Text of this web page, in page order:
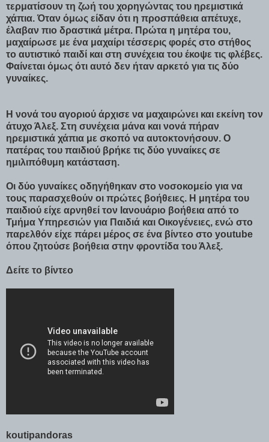
τερματίσουν τη ζωή του χορηγώντας του ηρεμιστικά
χάπια. Όταν όμως είδαν ότι η προσπάθεια απέτυχε,
έλαβαν πιο δραστικά μέτρα. Πρώτα η μητέρα του,
μαχαίρωσε με ένα μαχαίρι τέσσερις φορές στο στήθος
το αυτιστικό παιδί και στη συνέχεια του έκοψε τις φλέβες.
Φαίνεται όμως ότι αυτό δεν ήταν αρκετό για τις δύο
γυναίκες.
Η νονά του αγοριού άρχισε να μαχαιρώνει και εκείνη τον
άτυχο Άλεξ. Στη συνέχεια μάνα και νονά πήραν
ηρεμιστικά χάπια με σκοπό να αυτοκτονήσουν. Ο
πατέρας του παιδιού βρήκε τις δύο γυναίκες σε
ημιλιπόθυμη κατάσταση.
Οι δύο γυναίκες οδηγήθηκαν στο νοσοκομείο για να
τους παρασχεθούν οι πρώτες βοήθειες. Η μητέρα του
παιδιού είχε αρνηθεί τον Ιανουάριο βοήθεια από το
Τμήμα Υπηρεσιών για Παιδιά και Οικογένειες, ενώ στο
παρελθόν είχε πάρει μέρος σε ένα βίντεο στο youtube
όπου ζητούσε βοήθεια στην φροντίδα του Άλεξ.
Δείτε το βίντεο
koutipandoras